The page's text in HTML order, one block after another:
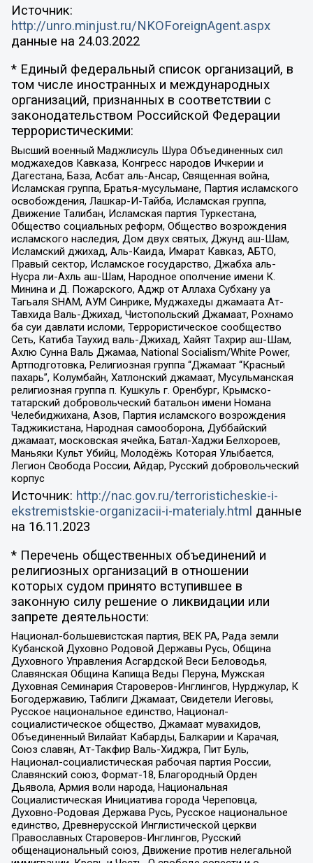
Источник:
http://unro.minjust.ru/NKOForeignAgent.aspx
данные на 24.03.2022
* Единый федеральный список организаций, в
том числе иностранных и международных
организаций, признанных в соответствии с
законодательством Российской Федерации
террористическими:
Высший военный Маджлисуль Шура Объединенных сил
моджахедов Кавказа, Конгресс народов Ичкерии и
Дагестана, База, Асбат аль-Ансар, Священная война,
Исламская группа, Братья-мусульмане, Партия исламского
освобождения, Лашкар-И-Тайба, Исламская группа,
Движение Талибан, Исламская партия Туркестана,
Общество социальных реформ, Общество возрождения
исламского наследия, Дом двух святых, Джунд аш-Шам,
Исламский джихад, Аль-Каида, Имарат Кавказ, АБТО,
Правый сектор, Исламское государство, Джабха аль-
Нусра ли-Ахль аш-Шам, Народное ополчение имени К.
Минина и Д. Пожарского, Аджр от Аллаха Субхану уа
Тагьаля SHAM, АУМ Синрике, Муджахеды джамаата Ат-
Тавхида Валь-Джихад, Чистопольский Джамаат, Рохнамо
ба суи давлати исломи, Террористическое сообщество
Сеть, Катиба Таухид валь-Джихад, Хайят Тахрир аш-Шам,
Ахлю Сунна Валь Джамаа, National Socialism/White Power,
Артподготовка, Религиозная группа “Джамаат “Красный
пахарь”, Колумбайн, Хатлонский джамаат, Мусульманская
религиозная группа п. Кушкуль г. Оренбург, Крымско-
татарский добровольческий батальон имени Номана
Челебиджихана, Азов, Партия исламского возрождения
Таджикистана, Народная самооборона, Дуббайский
джамаат, московская ячейка, Батал-Хаджи Белхороев,
Маньяки Культ Убийц, Молодёжь Которая Улыбается,
Легион Свобода России, Айдар, Русский добровольческий
корпус
Источник: http://nac.gov.ru/terroristicheskie-i-
ekstremistskie-organizacii-i-materialy.html данные
на 16.11.2023
* Перечень общественных объединений и
религиозных организаций в отношении
которых судом принято вступившее в
законную силу решение о ликвидации или
запрете деятельности:
Национал-большевистская партия, ВЕК РА, Рада земли
Кубанской Духовно Родовой Державы Русь, Община
Духовного Управления Асгардской Веси Беловодья,
Славянская Община Капища Веды Перуна, Мужская
Духовная Семинария Староверов-Инглингов, Нурджулар, К
Богодержавию, Таблиги Джамаат, Свидетели Иеговы,
Русское национальное единство, Национал-
социалистическое общество, Джамаат мувахидов,
Объединенный Вилайат Кабарды, Балкарии и Карачая,
Союз славян, Ат-Такфир Валь-Хиджра, Пит Буль,
Национал-социалистическая рабочая партия России,
Славянский союз, Формат-18, Благородный Орден
Дьявола, Армия воли народа, Национальная
Социалистическая Инициатива города Череповца,
Духовно-Родовая Держава Русь, Русское национальное
единство, Древнерусской Инглистической церкви
Православных Староверов-Инглингов, Русский
общенациональный союз, Движение против нелегальной